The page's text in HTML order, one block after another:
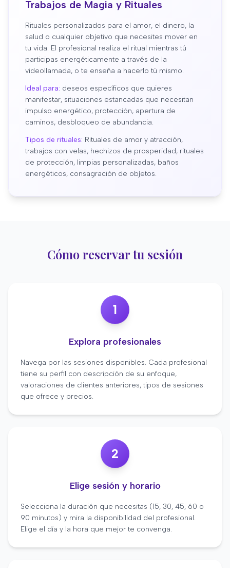
Trabajos de Magia y Rituales
Rituales personalizados para el amor, el dinero, la
salud o cualquier objetivo que necesites mover en
tu vida. El profesional realiza el ritual mientras tú
participas energéticamente a través de la
videollamada, o te enseña a hacerlo tú mismo.
Ideal para: deseos específicos que quieres
manifestar, situaciones estancadas que necesitan
impulso energético, protección, apertura de
caminos, desbloqueo de abundancia.
Tipos de rituales: Rituales de amor y atracción,
trabajos con velas, hechizos de prosperidad, rituales
de protección, limpias personalizadas, baños
energéticos, consagración de objetos.
Cómo reservar tu sesión
1
Explora profesionales
Navega por las sesiones disponibles. Cada profesional
tiene su perfil con descripción de su enfoque,
valoraciones de clientes anteriores, tipos de sesiones
que ofrece y precios.
2
Elige sesión y horario
Selecciona la duración que necesitas (15, 30, 45, 60 o
90 minutos) y mira la disponibilidad del profesional.
Elige el día y la hora que mejor te convenga.